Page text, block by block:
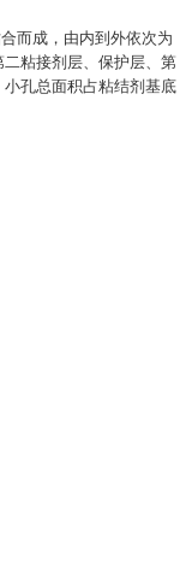
而成，由内到外依次为
粘接剂层、保护层、第
孔总面积占粘结剂基底